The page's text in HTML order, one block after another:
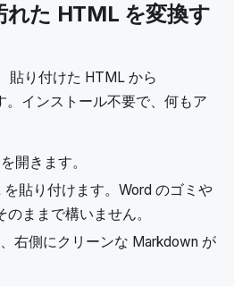
た HTML を変換す
貼り付けた HTML から
。インストール不要で、何もア
を開きます。
貼り付けます。Word のゴミや
のままで構いません。
右側にクリーンな Markdown が